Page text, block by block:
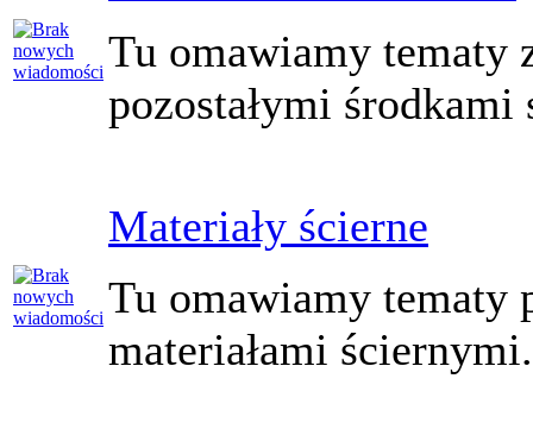
Tu omawiamy tematy
pozostałymi
Materiały ścierne
Tu omawiamy tematy
materiałami ściernymi.